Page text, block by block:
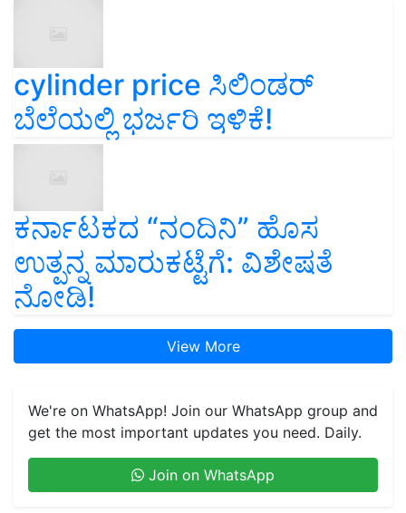
cylinder price ಸಿಲಿಂಡರ್‌
ಬೆಲೆಯಲ್ಲಿ ಭರ್ಜರಿ ಇಳಿಕೆ!
ಕರ್ನಾಟಕದ “ನಂದಿನಿ” ಹೊಸ
ಉತ್ಪನ್ನ ಮಾರುಕಟ್ಟೆಗೆ: ವಿಶೇಷತೆ
ನೋಡಿ!
View More
We're on WhatsApp! Join our WhatsApp group and
get the most important updates you need. Daily.
Join on WhatsApp